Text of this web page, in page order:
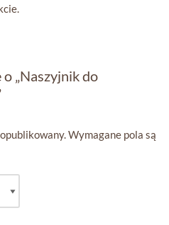
„Naszyjnik do
Wymagane pola są